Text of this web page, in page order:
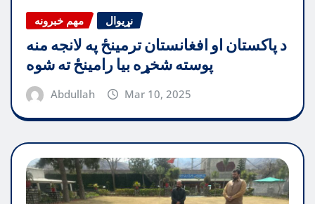
مهم خبرونه نړیوال
د پاکستان او افغانستان ترمینځ په لانجه منه
پوسته شخړه بیا رامینځ ته شوه
Abdullah Mar 10, 2025